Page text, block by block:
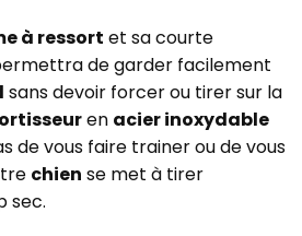
à ressort et sa courte
de garder facilement
sans devoir forcer ou tirer sur la
en acier inoxydable
de vous faire trainer ou de vous
chien se met à tirer
sec.